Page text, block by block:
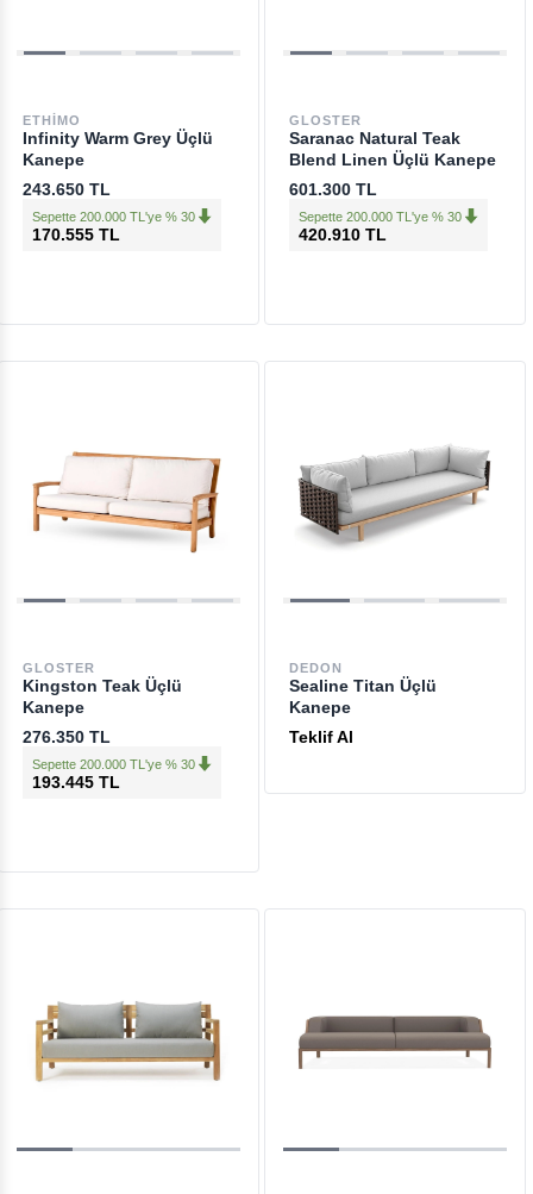
ETHIMO
Infinity Warm Grey Üçlü
Kanepe
243.650 TL
Sepette 200.000 TL'ye % 30
170.555 TL
GLOSTER
Saranac Natural Teak
Blend Linen Üçlü Kanepe
601.300 TL
Sepette 200.000 TL'ye % 30
420.910 TL
GLOSTER
Kingston Teak Üçlü
Kanepe
276.350 TL
Sepette 200.000 TL'ye % 30
193.445 TL
DEDON
Sealine Titan Üçlü
Kanepe
Teklif Al